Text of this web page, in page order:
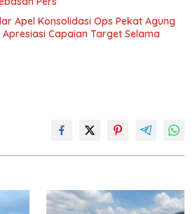
Apel Konsolidasi Ops Pekat Agung
Capaian Target Selama